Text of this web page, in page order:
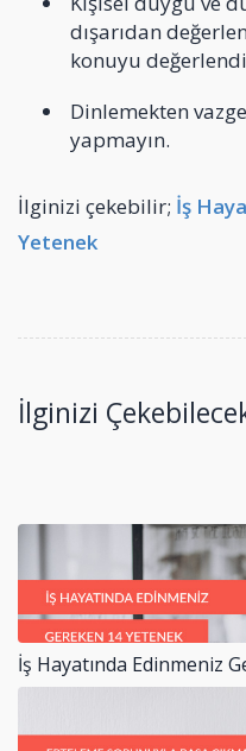
dışarıdan
konuyu
Dinlemekten
yapmayın.
İlginizi çekebilir; İş
Yetenek
İlginizi
İş Hayatında Edinmeniz